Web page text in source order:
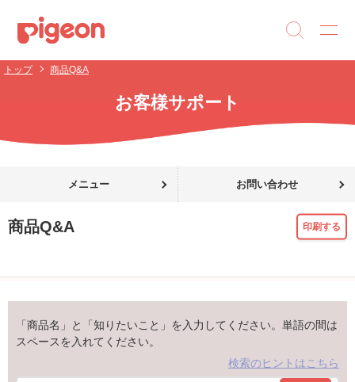
トップ 商品Q&A
お客様サポート
メニュー お問い合わせ
商品Q&A 印刷する
「商品名」と「知りたいこと」を入力してください。単語の間は
スペースを入れてください。
検索のヒントはこちら